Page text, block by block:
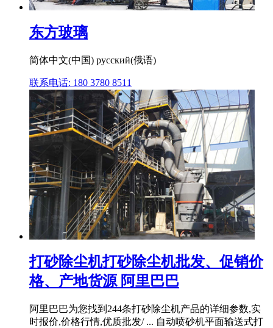
东方玻璃
简体中文(中国) русский(俄语)
联系电话: 180 3780 8511
打砂除尘机打砂除尘机批发、促销价
格、产地货源 阿里巴巴
阿里巴巴为您找到244条打砂除尘机产品的详细参数,实
时报价,价格行情,优质批发/ ... 自动喷砂机平面输送式打